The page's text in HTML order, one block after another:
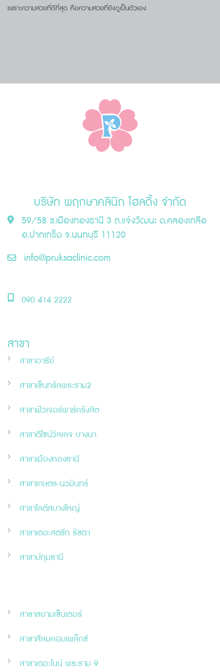
เพราะความสวยที่ดีที่สุด คือความสวยที่ยังดูเป็นตัวเอง
บริษัท พฤกษาคลินิก โฮลดิ้ง จำกัด
59/58 ซ.เมืองทองธานี 3 ถ.แจ้งวัฒนะ ต.คลองเกลือ
อ.ปากเกร็ด จ.นนทบุรี 11120
info@pruksaclinic.com
090 414 2222
สาขา
สาขาอารีย์
สาขาเซ็นทรัลพระราม2
สาขาฟิวเจอร์พาร์ครังสิต
สาขาดีไซน์วิลเลจ บางนา
สาขาเมืองทองธานี
สาขาเกษตร-นวมินทร์
สาขาโลตัสบางใหญ่
สาขาเดอะสตรีท รัชดา
สาขาปทุมธานี
สาขาสยามเซ็นเตอร์
สาขาสีลมคอมเพล็กซ์
สาขาเดอะไนน์ พระราม 9